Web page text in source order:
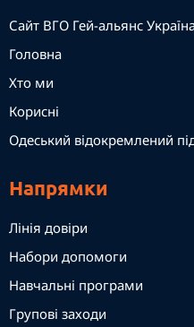
Сайт ВГО Гей-альянс
Головна
Хто ми
Корисні
Одеський відокремлений
Напрямки
Лінія довіри
Набори допомоги
Навчальні програми
Групові заходи